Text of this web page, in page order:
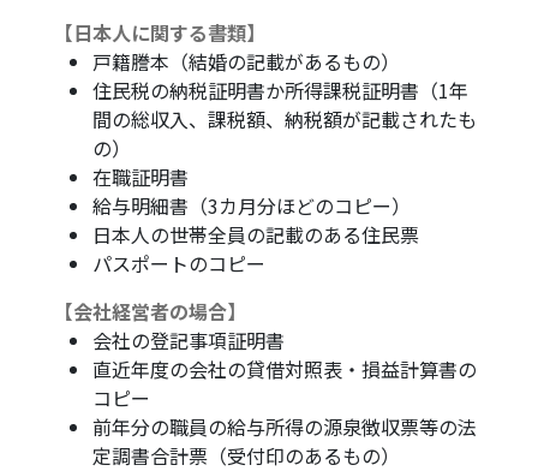
【日本人に関する書類】
戸籍謄本（結婚の記載があるもの）
住民税の納税証明書か所得課税証明書（1年
間の総収入、課税額、納税額が記載されたも
の）
在職証明書
給与明細書（3カ月分ほどのコピー）
日本人の世帯全員の記載のある住民票
パスポートのコピー
【会社経営者の場合】
会社の登記事項証明書
直近年度の会社の貸借対照表・損益計算書の
コピー
前年分の職員の給与所得の源泉徴収票等の法
定調書合計票（受付印のあるもの）